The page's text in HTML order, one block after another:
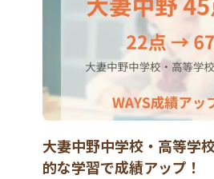
大妻中野中学校・高等学
的な学習で成績アップ！